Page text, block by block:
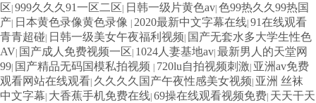
区| 999久久久91一区二区| 日韩一级片黄色av| 色99热久久99热国
产| 日本黄色录像黄色录像 | 2020最新中文字幕在线| 91在线观看
青青超碰| 日韩一级美女午夜福利视频| 国产无套水多大学生性色
AV| 国产成人免费视频一区| 1024人妻基地av| 最新男人的天堂网
99| 国产精品无码国模私拍视频 | 720lu自拍视频刺激| 亚洲av免费
观看网站在线观看| 久久久久国产午夜性感美女视频| 亚洲 丝袜
中文字幕| 大香蕉手机免费在线| 69操在线观看视频免费| 天天干天